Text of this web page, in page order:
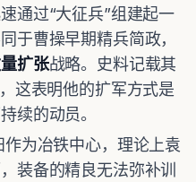
通过“大征兵”组建起一
于曹操早期精兵简政，
扩张战略。史料记载其
这表明他的扩军方式是
续的动员。
作为冶铁中心，理论上袁
装备的精良无法弥补训